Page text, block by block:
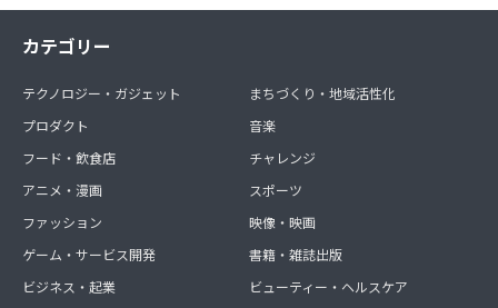
カテゴリー
テクノロジー・ガジェット
プロダクト
フード・飲食店
アニメ・漫画
ファッション
ゲーム・サービス開発
ビジネス・起業
まちづくり・地域活性化
音楽
チャレンジ
スポーツ
映像・映画
書籍・雑誌出版
ビューティー・ヘルスケア